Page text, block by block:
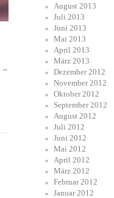
→
August 2013
Juli 2013
Juni 2013
Mai 2013
April 2013
März 2013
Dezember 2012
November 2012
Oktober 2012
September 2012
August 2012
Juli 2012
Juni 2012
Mai 2012
April 2012
März 2012
Februar 2012
Januar 2012